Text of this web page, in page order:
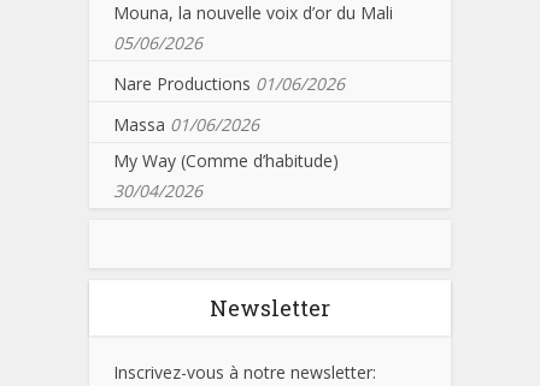
Mouna, la nouvelle voix d’or du Mali
05/06/2026
Nare Productions 01/06/2026
Massa 01/06/2026
My Way (Comme d’habitude)
30/04/2026
Newsletter
Inscrivez-vous à notre newsletter: